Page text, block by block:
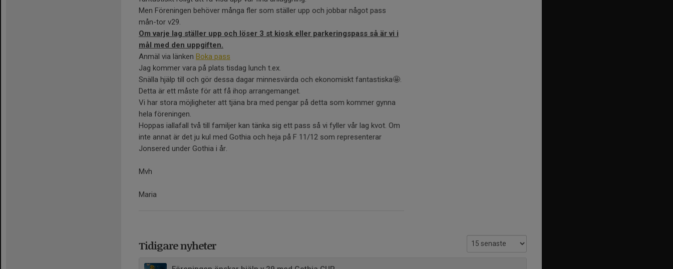
Men Föreningen behöver många fler som ställer upp och jobbar något pass
mån-tor v29.
Om varje lag ställer upp och löser 3 st kiosk eller parkeringspass så är vi i
mål med den uppgiften.
Anmäl via länken Boka pass
Jag kommer vara på plats tisdag lunch t.ex.
Snälla hjälp till och gör dessa dagar minnesvärda och ekonomiskt fantastiska🤩.
Detta är ett måste för att få ihop arrangemanget.
Vi har stora möjligheter att tjäna bra med pengar på detta som kommer gynna
hela föreningen.
Hoppas iallafall två till familjer kan tänka sig ett pass så vi fyller vår lag kvot. Om
inte annat är det ju kul med Gothia och heja på F 11/12 som representerar
Jonsered under Gothia i år.
Mvh
Maria
Tidigare nyheter